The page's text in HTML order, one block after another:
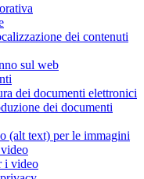
dei contenuti
sul web
dei documenti elettronici
dei documenti
(alt text) per le immagini
i video